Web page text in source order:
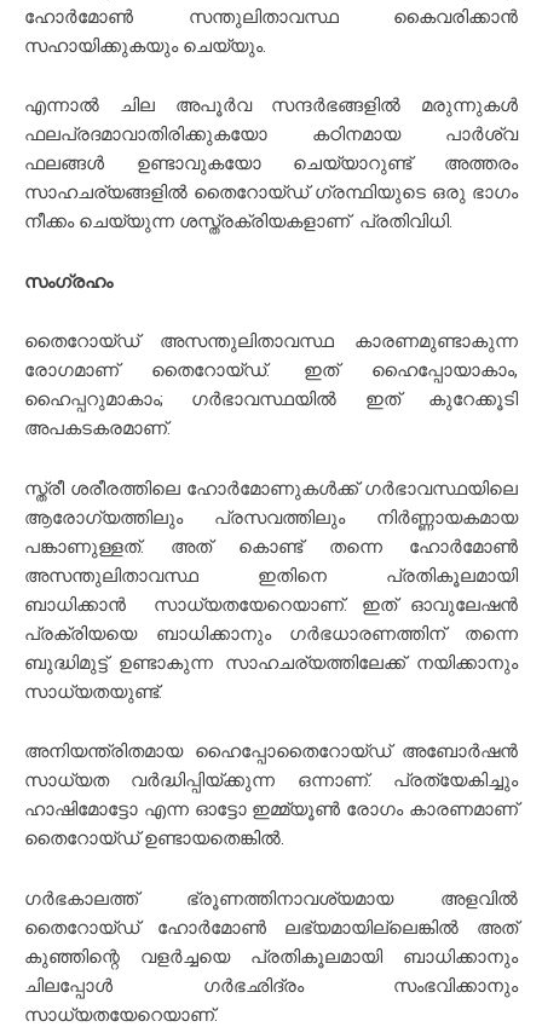
ഹോർമോൺ സന്തുലിതാവസ്ഥ കൈവരിക്കാൻ
സഹായിക്കുകയും ചെയ്യും.
എന്നാൽ ചില അപൂർവ സന്ദർഭങ്ങളിൽ മരുന്നുകൾ
ഫലപ്രദമാവാതിരിക്കുകയോ കഠിനമായ പാർശ്വ
ഫലങ്ങൾ ഉണ്ടാവുകയോ ചെയ്യാറുണ്ട് അത്തരം
സാഹചര്യങ്ങളിൽ തൈറോയ്ഡ് ഗ്രന്ഥിയുടെ ഒരു ഭാഗം
നീക്കം ചെയ്യുന്ന ശസ്ത്രക്രിയകളാണ് പ്രതിവിധി.
സംഗ്രഹം
തൈറോയ്ഡ് അസന്തുലിതാവസ്ഥ കാരണമുണ്ടാകുന്ന
രോഗമാണ് തൈറോയ്ഡ്. ഇത് ഹൈപ്പോയാകാം,
ഹൈപ്പറുമാകാം; ഗർഭാവസ്ഥയിൽ ഇത് കുറേക്കൂടി
അപകടകരമാണ്.
സ്ത്രീ ശരീരത്തിലെ ഹോർമോണുകൾക്ക് ഗർഭാവസ്ഥയിലെ
ആരോഗ്യത്തിലും പ്രസവത്തിലും നിർണ്ണായകമായ
പങ്കാണുള്ളത്. അത് കൊണ്ട് തന്നെ ഹോർമോൺ
അസന്തുലിതാവസ്ഥ ഇതിനെ പ്രതികൂലമായി
ബാധിക്കാൻ സാധ്യതയേറെയാണ്. ഇത് ഓവുലേഷൻ
പ്രക്രിയയെ ബാധിക്കാനും ഗർഭധാരണത്തിന് തന്നെ
ബുദ്ധിമുട്ട് ഉണ്ടാകുന്ന സാഹചര്യത്തിലേക്ക് നയിക്കാനും
സാധ്യതയുണ്ട്.
അനിയന്ത്രിതമായ ഹൈപ്പോതൈറോയ്ഡ് അബോര്‍ഷന്‍
സാധ്യത വര്‍ദ്ധിപ്പിയ്ക്കുന്ന ഒന്നാണ്. പ്രത്യേകിച്ചും
ഹാഷിമോട്ടോ എന്ന ഓട്ടോ ഇമ്മ്യൂണ്‍ രോഗം കാരണമാണ്
തൈറോയ്ഡ് ഉണ്ടായതെങ്കില്‍.
ഗർഭകാലത്ത് ഭ്രൂണത്തിനാവശ്യമായ അളവിൽ
തൈറോയ്ഡ് ഹോർമോൺ ലഭ്യമായില്ലെങ്കിൽ അത്
കുഞ്ഞിന്റെ വളർച്ചയെ പ്രതികൂലമായി ബാധിക്കാനും
ചിലപ്പോൾ ഗർഭഛിദ്രം സംഭവിക്കാനും
സാധ്യതയേറെയാണ്.